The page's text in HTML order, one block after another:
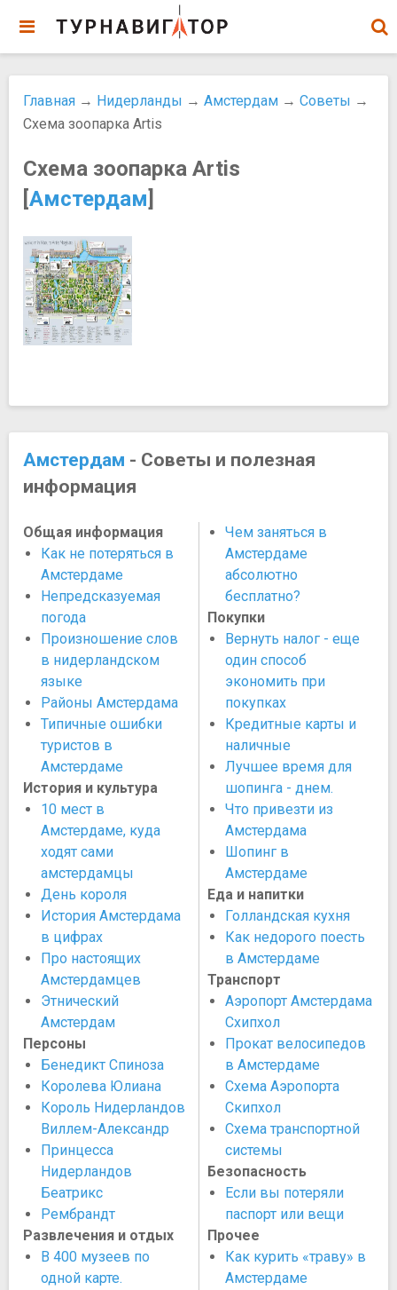
Главная → Нидерланды → Амстердам → Советы →
Схема зоопарка Artis
Схема зоопарка Artis
[Амстердам]
Амстердам - Советы и полезная
информация
Общая информация
Как не потеряться в
Амстердаме
Непредсказуемая
погода
Произношение слов
в нидерландском
языке
Районы Амстердама
Типичные ошибки
туристов в
Амстердаме
История и культура
10 мест в
Амстердаме, куда
ходят сами
амстердамцы
День короля
История Амстердама
в цифрах
Про настоящих
Амстердамцев
Этнический
Амстердам
Персоны
Бенедикт Спиноза
Королева Юлиана
Король Нидерландов
Виллем-Александр
Принцесса
Нидерландов
Беатрикс
Рембрандт
Развлечения и отдых
В 400 музеев по
одной карте.
Чем заняться в
Амстердаме
абсолютно
бесплатно?
Покупки
Вернуть налог - еще
один способ
экономить при
покупках
Кредитные карты и
наличные
Лучшее время для
шопинга - днем.
Что привезти из
Амстердама
Шопинг в
Амстердаме
Еда и напитки
Голландская кухня
Как недорого поесть
в Амстердаме
Транспорт
Аэропорт Амстердама
Схипхол
Прокат велосипедов
в Амстердаме
Схема Аэропорта
Скипхол
Схема транспортной
системы
Безопасность
Если вы потеряли
паспорт или вещи
Прочее
Как курить «траву» в
Амстердаме